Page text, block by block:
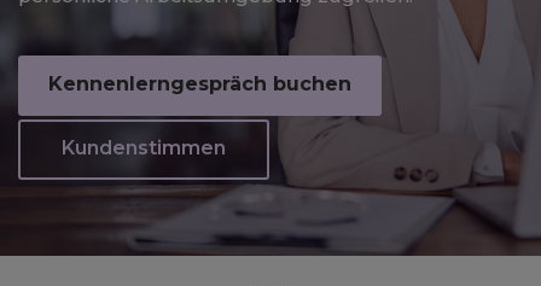
Kennenlerngespräch buchen
Kundenstimmen